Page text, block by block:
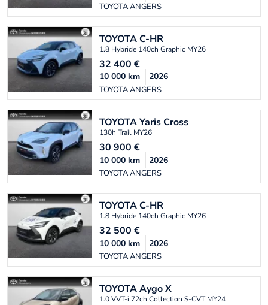
TOYOTA ANGERS
TOYOTAC-HR
1.8 Hybride 140ch Graphic MY26
32 400 €
TOYOTA ANGERS
10 000 km 2026
TOYOTAYaris Cross
130h Trail MY26
30 900 €
TOYOTA ANGERS
10 000 km 2026
TOYOTAC-HR
1.8 Hybride 140ch Graphic MY26
32 500 €
TOYOTA ANGERS
10 000 km 2026
TOYOTAAygo X
1.0 VVT-i 72ch Collection S-CVT MY24